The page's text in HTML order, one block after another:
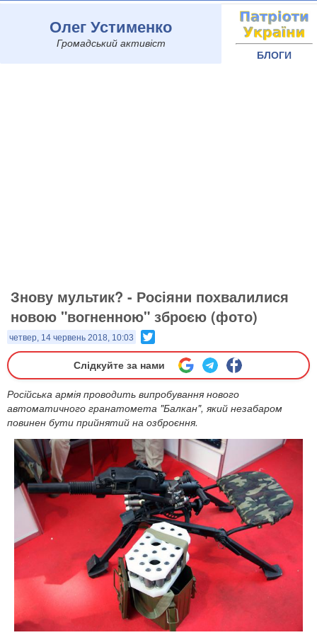
Олег Устименко
Громадський активіст
БЛОГИ
Знову мультик? - Росіяни похвалилися
новою "вогненною" зброєю (фото)
четвер, 14 червень 2018, 10:03
Слідкуйте за нами
Російська армія проводить випробування нового
автоматичного гранатомета "Балкан", який незабаром
повинен бути прийнятий на озброєння.